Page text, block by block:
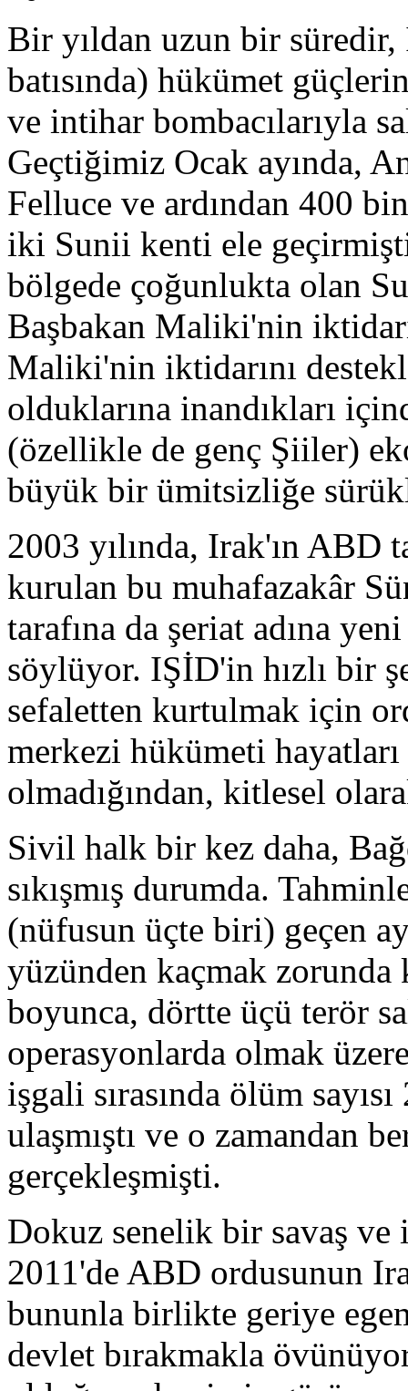
Bir yıldan uzun bir
batısında) hükümet
ve intihar bombacılarıyla
Geçtiğimiz Ocak ayında,
Felluce ve ardından 400
iki Sunii kenti ele
bölgede çoğunlukta olan
Başbakan Maliki'nin
Maliki'nin iktidarını
olduklarına inandıkları
(özellikle de genç Şiiler)
büyük bir ümitsizliğe
2003 yılında, Irak'ın ABD
kurulan bu muhafazakâr
tarafına da şeriat adına
söylüyor. IŞİD'in hızlı bir
sefaletten kurtulmak için
merkezi hükümeti hayatları
olmadığından, kitlesel
Sivil halk bir kez daha,
sıkışmış durumda.
(nüfusun üçte biri) geçen
yüzünden kaçmak zorunda
boyunca, dörtte üçü terör
operasyonlarda olmak
işgali sırasında ölüm
ulaşmıştı ve o zamandan
gerçekleşmişti.
Dokuz senelik bir savaş ve
2011'de ABD ordusunun
bununla birlikte geriye
devlet bırakmakla